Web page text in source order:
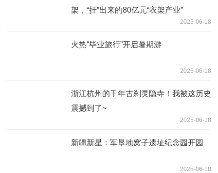
架，“挂”出来的80亿元“衣架产业”
2025-06-18
火热“毕业旅行”开启暑期游
2025-06-18
浙江杭州的千年古刹灵隐寺！我被这历史
震撼到了~
2025-06-18
新疆新星：军垦地窝子遗址纪念园开园
2025-06-18